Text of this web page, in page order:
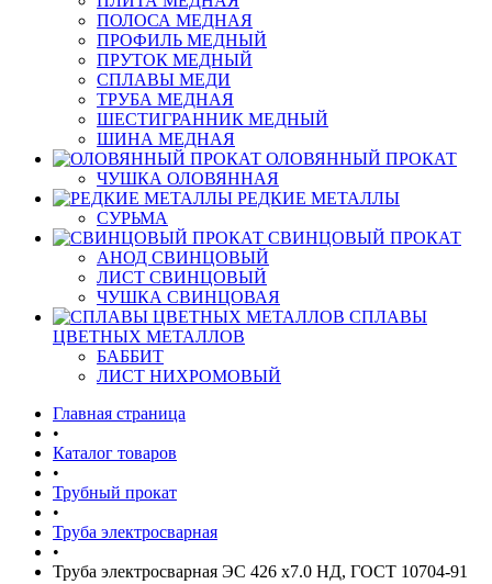
ПОЛОСА МЕДНАЯ
ПРОФИЛЬ МЕДНЫЙ
ПРУТОК МЕДНЫЙ
СПЛАВЫ МЕДИ
ТРУБА МЕДНАЯ
ШЕСТИГРАННИК МЕДНЫЙ
ШИНА МЕДНАЯ
ОЛОВЯННЫЙ ПРОКАТ
ЧУШКА ОЛОВЯННАЯ
РЕДКИЕ МЕТАЛЛЫ
СУРЬМА
СВИНЦОВЫЙ ПРОКАТ
АНОД СВИНЦОВЫЙ
ЛИСТ СВИНЦОВЫЙ
ЧУШКА СВИНЦОВАЯ
СПЛАВЫ
ЦВЕТНЫХ МЕТАЛЛОВ
БАББИТ
ЛИСТ НИХРОМОВЫЙ
Главная страница
•
Каталог товаров
•
Трубный прокат
•
Труба электросварная
•
Труба электросварная ЭС 426 х7.0 НД, ГОСТ 10704-91